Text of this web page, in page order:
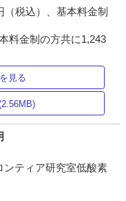
税込）、基本料金制
料金制の方共に1,243
見る
ティア研究室低酸素